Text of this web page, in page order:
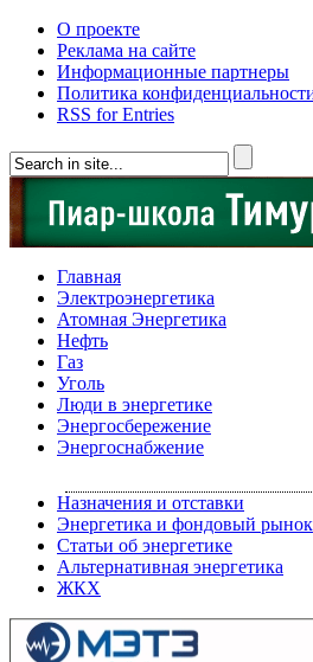
О проекте
Реклама на сайте
Информационные партнеры
Политика
RSS for Entries
Главная
Электроэнергетика
Атомная Энергетика
Нефть
Газ
Уголь
Люди в энергетике
Энергосбережение
Энергоснабжение
Назначения и отставки
Энергетика и фондовый рынок
Статьи об энергетике
Альтернативная энергетика
ЖКХ